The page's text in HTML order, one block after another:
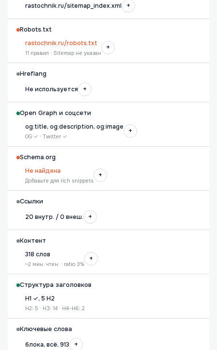
rastochnik.ru/sitemap_index.xml
+
Robots.txt
rastochnik.ru/robots.txt
11 правил · Sitemap не указан
+
Hreflang
Не используется
+
Open Graph и соцсети
og:title, og:description, og:image
OG ✓ · Twitter ✓
+
Schema.org
Не найдена
Добавьте для rich snippets
+
Ссылки
20 внутр. / 0 внеш.
+
Контент
318 слов
~2 мин. чтен. · ratio 3%
+
Структура заголовков
H1 ✓, 5 H2
H2: 5 · H3: 14 · H4–H6: 2
Ключевые слова
блока, всё, 913
+